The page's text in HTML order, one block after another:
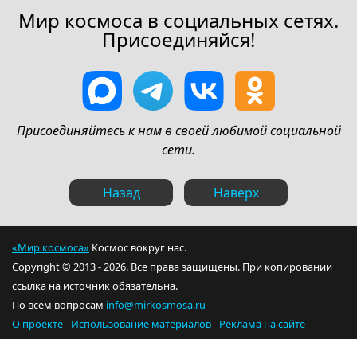
Мир космоса в социальных сетях.
Присоединяйся!
Присоединяйтесь к нам в своей любимой социальной
сети.
Назад Наверх
«Мир космоса» Космос вокруг нас.
Copyright © 2013 - 2026. Все права защищены. При копировании
ссылка на источник обязательна.
По всем вопросам info@mirkosmosa.ru
О проекте
Использование материалов Реклама на сайте